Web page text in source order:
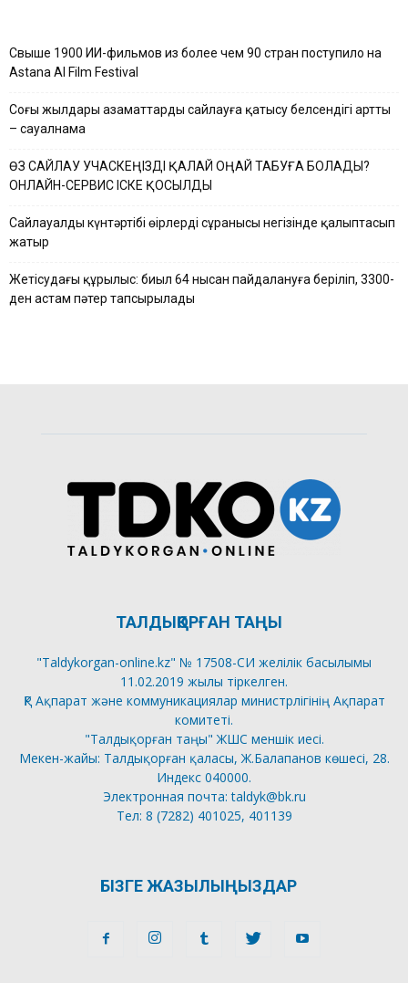
Свыше 1900 ИИ-фильмов из более чем 90 стран поступило на
Astana AI Film Festival
Соңғы жылдары азаматтардың сайлауға қатысу белсендігі артты
– сауалнама
ӨЗ САЙЛАУ УЧАСКЕҢІЗДІ ҚАЛАЙ ОҢАЙ ТАБУҒА БОЛАДЫ?
ОНЛАЙН-СЕРВИС ІСКЕ ҚОСЫЛДЫ
Сайлауалды күнтәртібі өңірлердің сұранысы негізінде қалыптасып
жатыр
Жетісудағы құрылыс: биыл 64 нысан пайдалануға беріліп, 3300-
ден астам пәтер тапсырылады
ТАЛДЫҚОРҒАН ТАҢЫ
"Taldykorgan-online.kz" № 17508-СИ желілік басылымы
11.02.2019 жылы тіркелген.
ҚР Ақпарат және коммуникациялар министрлігінің Ақпарат
комитеті.
"Талдықорған таңы" ЖШС меншік иесі.
Мекен-жайы: Талдықорған қаласы, Ж.Балапанов көшесі, 28.
Индекс 040000.
Электронная почта: taldyk@bk.ru
Тел: 8 (7282) 401025, 401139
БІЗГЕ ЖАЗЫЛЫҢЫЗДАР